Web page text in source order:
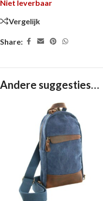
Niet leverbaar
Vergelijk
Share:
Andere suggesties…